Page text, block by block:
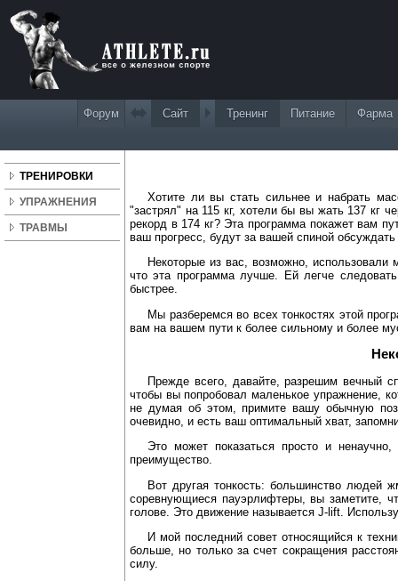
Форум Сайт Тренинг Питание Фарма
ТРЕНИРОВКИ
УПРАЖНЕНИЯ
ТРАВМЫ
Хотите ли вы стать сильнее и набрать
"застрял" на 115 кг, хотели бы вы жать 137 кг
рекорд в 174 кг? Эта программа покажет вам
ваш прогресс, будут за вашей спиной
Некоторые из вас, возможно,
что эта программа лучше. Ей легче
быстрее.
Мы разберемся во всех тонкостях этой
вам на вашем пути к более сильному и более
Прежде всего, давайте, разрешим вечный
чтобы вы попробовал маленькое упражнение,
не думая об этом, примите вашу обычную
очевидно, и есть ваш оптимальный хват,
Это может показаться просто и
преимущество.
Вот другая тонкость: большинство людей
соревнующиеся пауэрлифтеры, вы заметите,
голове. Это движение называется J-lift.
И мой последний совет относящийся к
больше, но только за счет сокращения
силу.